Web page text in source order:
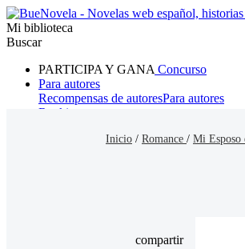
Mi biblioteca
Buscar
PARTICIPA Y GANA Concurso
Para autores
Recompensas de autoresPara autores
Ranking
Inicio / Romance / Mi Esposo
compartir